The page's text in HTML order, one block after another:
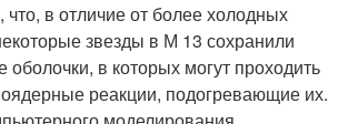
что, в отличие от более холодных
звезды в М 13 сохранили
в которых могут проходить
реакции, подогревающие их.